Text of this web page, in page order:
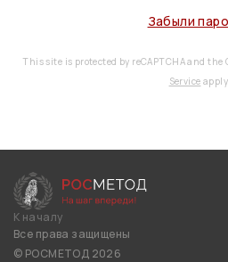
Забыли
This site is protected by reCAPTCHA and the
Service apply.
К началу
Все права защищены
© РОСМЕТОД 2026